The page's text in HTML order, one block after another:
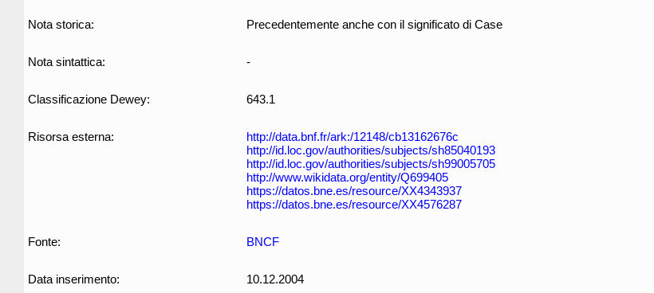
Nota storica: Precedentemente anche con il significato di Case
Nota sintattica: -
Classificazione Dewey: 643.1
Risorsa esterna:
http://data.bnf.fr/ark:/12148/cb13162676c
http://id.loc.gov/authorities/subjects/sh85040193
http://id.loc.gov/authorities/subjects/sh99005705
http://www.wikidata.org/entity/Q699405
https://datos.bne.es/resource/XX4343937
https://datos.bne.es/resource/XX4576287
Fonte: BNCF
Data inserimento: 10.12.2004